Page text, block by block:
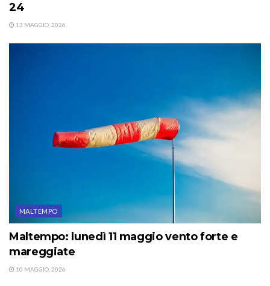
24
13 MAGGIO, 2026
MALTEMPO
Maltempo: lunedì 11 maggio vento forte e
mareggiate
10 MAGGIO, 2026